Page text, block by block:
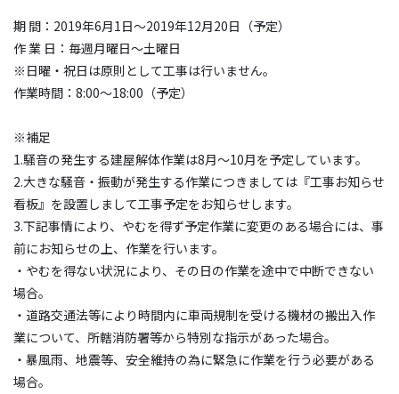
期 間：2019年6月1日～2019年12月20日（予定）
作 業 日：毎週月曜日～土曜日
※日曜・祝日は原則として工事は行いません。
作業時間：8:00～18:00（予定）
※補足
1.騒音の発生する建屋解体作業は8月～10月を予定しています。
2.大きな騒音・振動が発生する作業につきましては『工事お知らせ
看板』を設置しまして工事予定をお知らせします。
3.下記事情により、やむを得ず予定作業に変更のある場合には、事
前にお知らせの上、作業を行います。
・やむを得ない状況により、その日の作業を途中で中断できない
場合。
・道路交通法等により時間内に車両規制を受ける機材の搬出入作
業について、所轄消防署等から特別な指示があった場合。
・暴風雨、地震等、安全維持の為に緊急に作業を行う必要がある
場合。